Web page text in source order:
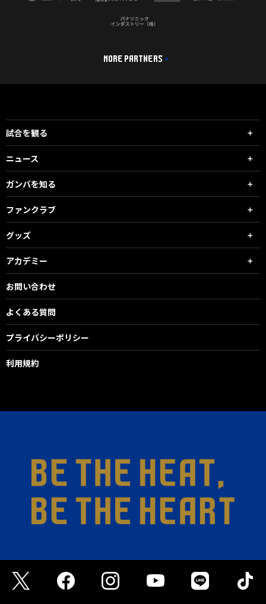
MORE PARTNERS
試合を観る
ニュース
ガンバを知る
ファンクラブ
グッズ
アカデミー
お問い合わせ
よくある質問
プライバシーポリシー
利用規約